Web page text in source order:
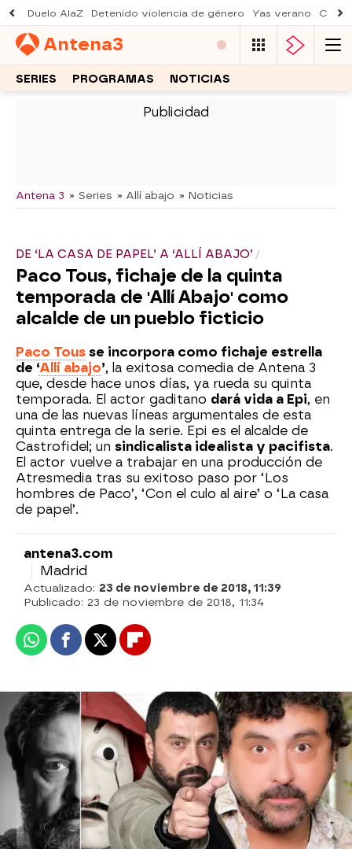
Duelo AlaZ Detenido violencia de género Yas verano
Antena3
SERIES PROGRAMAS NOTICIAS
Antena 3 » Series » Allí abajo » Noticias
DE ‘LA CASA DE PAPEL’ A ‘ALLÍ ABAJO’
Paco Tous, fichaje de la quinta
temporada de 'Allí Abajo' como
alcalde de un pueblo ficticio
Paco Tous se incorpora como fichaje estrella
de ‘Allí abajo’, la exitosa comedia de Antena 3
que, desde hace unos días, ya rueda su quinta
temporada. El actor gaditano dará vida a Epi, en
una de las nuevas líneas argumentales de esta
quinta entrega de la serie. Epi es el alcalde de
Castrofidel; un sindicalista idealista y pacifista.
El actor vuelve a trabajar en una producción de
Atresmedia tras su exitoso paso por ‘Los
hombres de Paco’, ‘Con el culo al aire’ o ‘La casa
de papel’.
antena3.com
Madrid
Actualizado: 23 de noviembre de 2018, 11:39
Publicado: 23 de noviembre de 2018, 11:34
WhatsappFacebook
X Flipboard
'Allí abajo', serie original de Atresmedia
Televisión, ya está sumergida en pleno rodaje de
su quinta temporada. Un hito que la convierte en
la única serie de prime time, de las estrenadas en
esta década, que alcanza una quinta entrega. La
quinta temporada de 'Allí abajo' apostará por
más comedia, nuevos escenarios y nuevos
personajes, manteniendo intacto el ADN de la
serie y al grueso de su elenco protagonista.